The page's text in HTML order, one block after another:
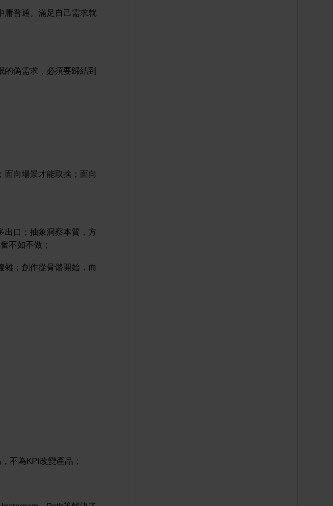
庸普通。滿足自己需求就
偽需求，必須要歸結到
面向場景才能取捨；面向
出口；抽象洞察本質，方
不如不做；
雜；創作從骨骼開始，而
不為KPI改變產品；